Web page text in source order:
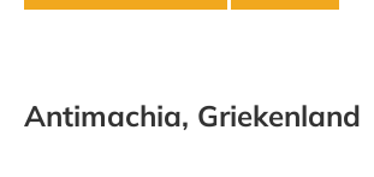
Antimachia, Griekenland